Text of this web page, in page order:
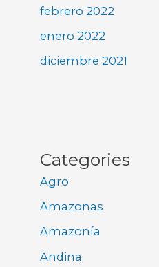
febrero 2022
enero 2022
diciembre 2021
Categories
Agro
Amazonas
Amazonía
Andina